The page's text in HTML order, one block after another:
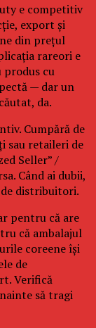
e competitiv
export și
din prețul
rareori e
produs cu
— dar un
da.
Cumpără de
sau retaileri de
Seller” /
Când ai dubii,
distribuitori.
pentru că are
că ambalajul
coreene își
de
Verifică
să tragi